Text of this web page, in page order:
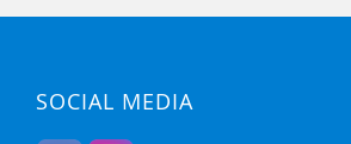
SOCIAL MEDIA